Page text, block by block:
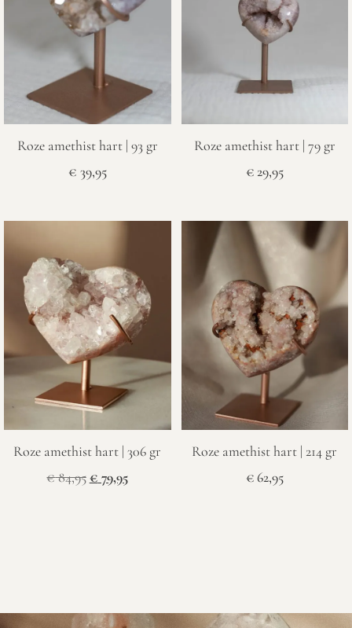
Roze amethist hart | 93 gr
€ 39,95
Roze amethist hart | 79 gr
€29,95
Roze amethist hart | 306 gr
€84,95€ 79,95
Roze amethist hart | 214 gr
€62,95